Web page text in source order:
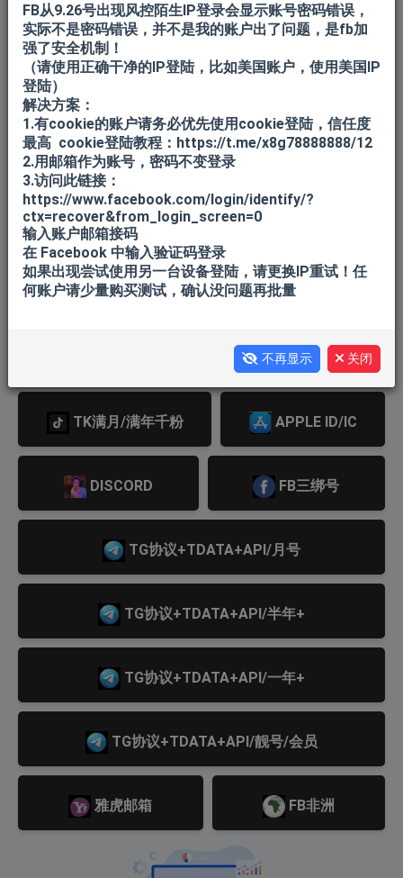
所有产品 FB新账户
FB老账户
FB北美 谷歌邮箱/YOUTUBE
微软邮箱
飞机API 1-30天 飞机API 180天+
TK满月千粉
TK满月/满年千粉 APPLE ID/IC
DISCORD FB三绑号
TG协议+TDATA+API/月号
TG协议+TDATA+API/半年+
TG协议+TDATA+API/一年+
TG协议+TDATA+API/靓号/会员
雅虎邮箱 FB非洲
FB从9.26号出现风控陌生IP登录会显示账号密码错误，
实际不是密码错误，并不是我的账户出了问题，是fb加
强了安全机制！
（请使用正确干净的IP登陆，比如美国账户，使用美国IP
登陆）
解决方案：
1.有cookie的账户请务必优先使用cookie登陆，信任度
最高 cookie登陆教程：https://t.me/x8g78888888/12
2.用邮箱作为账号，密码不变登录
3.访问此链接：
https://www.facebook.com/login/identify/?
ctx=recover&from_login_screen=0
输入账户邮箱接码
在 Facebook 中输入验证码登录
如果出现尝试使用另一台设备登陆，请更换IP重试！任
何账户请少量购买测试，确认没问题再批量
不再显示 关闭